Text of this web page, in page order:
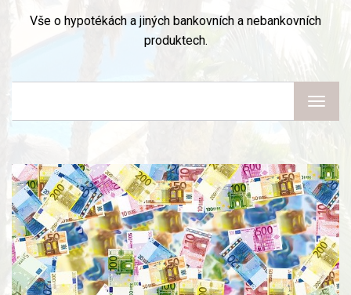
Vše o hypotékách a jiných bankovních a nebankovních
produktech.